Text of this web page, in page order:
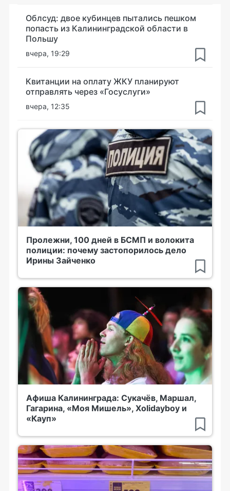
Облсуд: двое кубинцев пытались пешком
попасть из Калининградской области в
Польшу
вчера, 19:29
Квитанции на оплату ЖКУ планируют
отправлять через «Госуслуги»
вчера, 12:35
Пролежни, 100 дней в БСМП и волокита
полиции: почему застопорилось дело
Ирины Зайченко
Афиша Калининграда: Сукачёв, Маршал,
Гагарина, «Моя Мишель», Xolidayboy и
«Кауп»